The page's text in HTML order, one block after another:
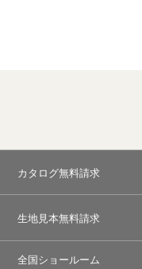
カタログ無料請求
生地見本無料請求
全国ショールーム